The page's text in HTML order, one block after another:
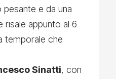
e da una
risale appunto al 6
temporale che
Sinatti, con